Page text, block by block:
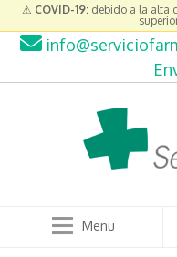
⚠ COVID-19:debido a la alta
Menu